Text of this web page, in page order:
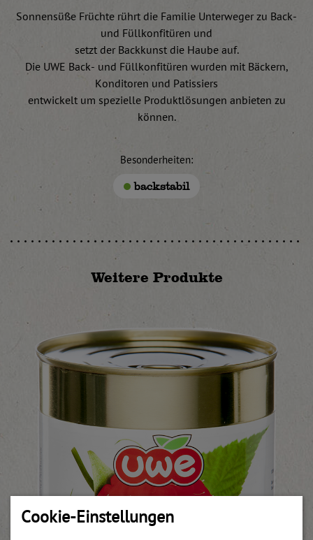
Cookie-Einstellungen
Sonnensüße Früchte rührt die Familie Unterweger zu Back-
und Füllkonfitüren und
setzt der Backkunst die Haube auf.
Die UWE Back- und Füllkonfitüren wurden mit Bäckern,
Konditoren und Patissiers
entwickelt um spezielle Produktlösungen anbieten zu
können.
Besonderheiten:
backstabil
Weitere Produkte